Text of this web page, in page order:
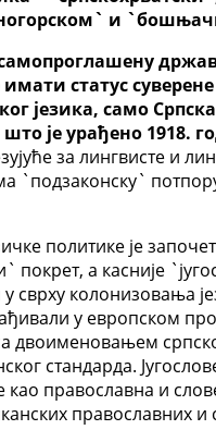
и
статус
језика, само
је урађено 1918.
за лингвисте и
`подзаконску`
политике је
а касније
сврху колонизовања
у европском
двоименовањем
стандарда.
православна и
православних и